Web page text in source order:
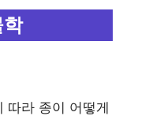
따라 종이 어떻게